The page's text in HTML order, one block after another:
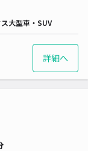
大型車・SUV
詳細へ